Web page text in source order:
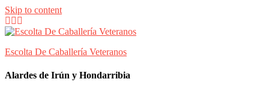
Skip to content
Escolta De Caballería Veteranos
Alardes de Irún y Hondarribia